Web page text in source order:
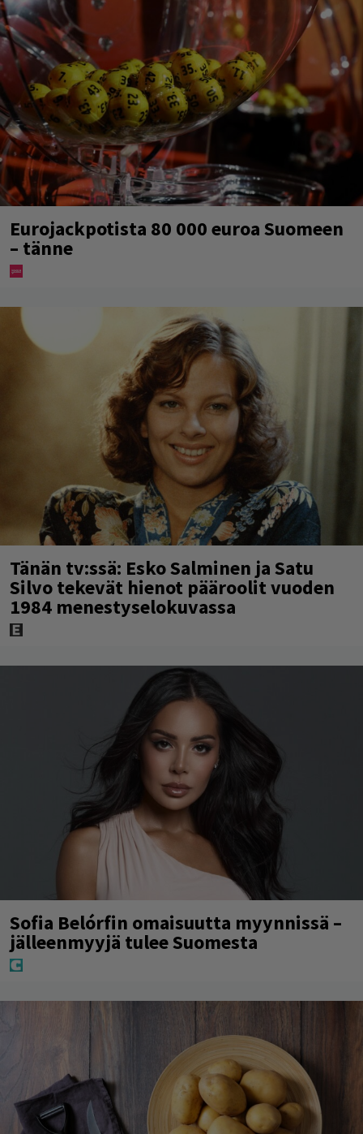
Eurojackpotista 80 000 euroa Suomeen
– tänne
Tänän tv:ssä: Esko Salminen ja Satu
Silvo tekevät hienot pääroolit vuoden
1984 menestyselokuvassa
Sofia Belórfin omaisuutta myynnissä –
jälleenmyyjä tulee Suomesta